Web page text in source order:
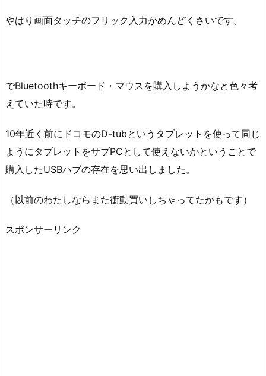
やはり画面タッチのフリック入力がめんどくさいです。
でBluetoothキーボード・マウスを購入しようかなと色々考
えていた時です。
10年近く前にドコモのD-tubというタブレットを使って同じ
ようにタブレットをサブPCとして使えないかということで
購入したUSBハブの存在を思い出しました。
（以前のわたしならまた衝動買いしちゃってたかもです）
スポンサーリンク